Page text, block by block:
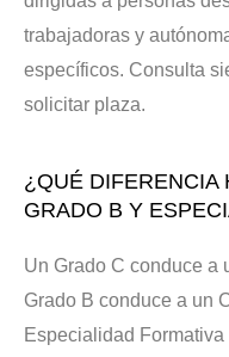
trabajadoras y
específicos. Consulta
solicitar plaza.
¿QUÉ DIFERENCIA
GRADO B Y
Un Grado C conduce a
Grado B conduce a un
Especialidad